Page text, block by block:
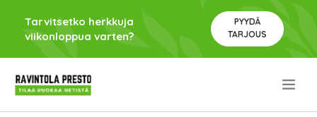
Tarvitsetko herkkuja
viikonloppua varten?
PYYDÄ
TARJOUS